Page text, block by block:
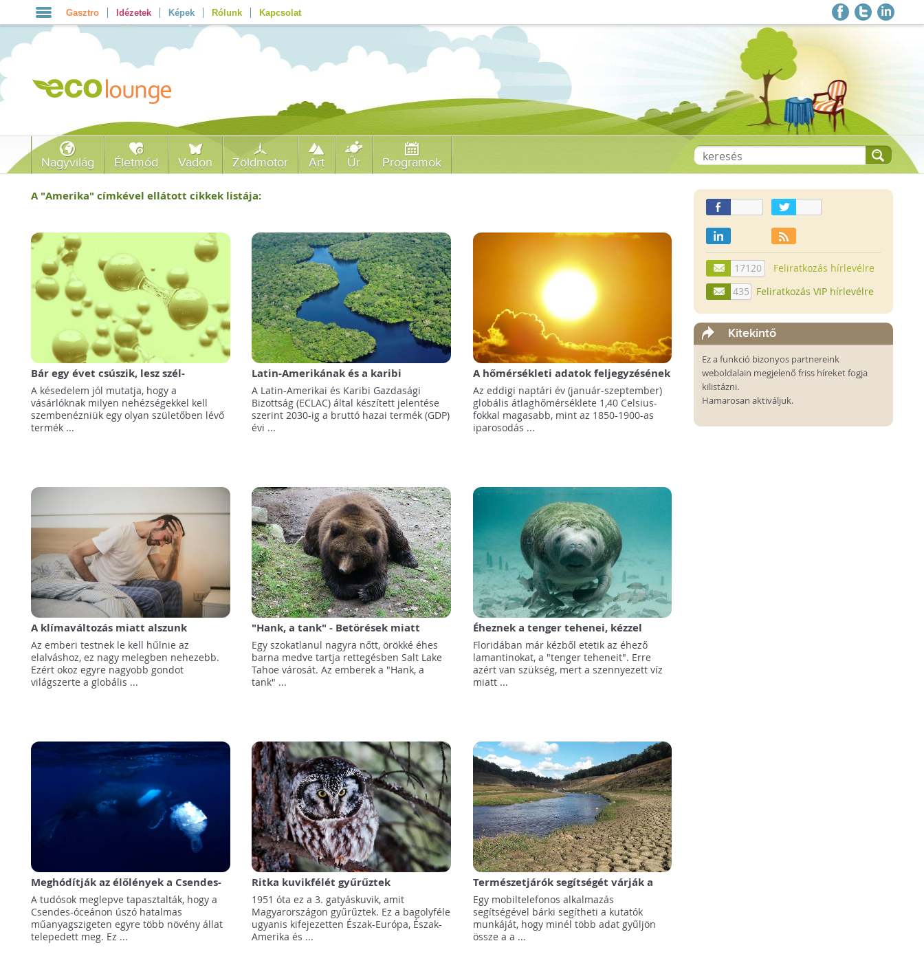
Gasztro Idézetek Képek Rólunk Kapcsolat
Nagyvilág Életmód Vadon Zöldmotor Art Űr Programok
A "Amerika" címkével ellátott cikkek listája:
Bár egy évet csúszik, lesz szél-
hidrogén projekt Kanadában
A késedelem jól mutatja, hogy a
vásárlóknak milyen nehézségekkel kell
szembenézniük egy olyan születőben lévő
termék ...
Latin-Amerikának és a karibi
térségnek növelniük kell kiadásaikat
az éghajlatvédelmi célok eléréséhez
A Latin-Amerikai és Karibi Gazdasági
Bizottság (ECLAC) által készített jelentése
szerint 2030-ig a bruttó hazai termék (GDP)
évi ...
A hőmérsékleti adatok feljegyzésének
kezdete óta 2023 lesz a legmelegebb
év!
Az eddigi naptári év (január-szeptember)
globális átlaghőmérséklete 1,40 Celsius-
fokkal magasabb, mint az 1850-1900-as
iparosodás ...
A klímaváltozás miatt alszunk
rosszabbul
Az emberi testnek le kell hűlnie az
elalváshoz, ez nagy melegben nehezebb.
Ezért okoz egyre nagyobb gondot
világszerte a globális ...
"Hank, a tank" - Betörések miatt
"köröznek" egy 200 kilós medvét
Kaliforniában
Egy szokatlanul nagyra nőtt, örökké éhes
barna medve tartja rettegésben Salt Lake
Tahoe városát. Az emberek a "Hank, a
tank" ...
Éheznek a tenger tehenei, kézzel
etetik őket Floridában
Floridában már kézből etetik az éhező
lamantinokat, a "tenger teheneit". Erre
azért van szükség, mert a szennyezett víz
miatt ...
Meghódítják az élőlények a Csendes-
óceáni műanyagszigetet
A tudósok meglepve tapasztalták, hogy a
Csendes-óceánon úszó hatalmas
műanyagszigeten egyre több növény állat
telepedett meg. Ez ...
Ritka kuvikfélét gyűrűztek
Magyarországon
1951 óta ez a 3. gatyáskuvik, amit
Magyarországon gyűrűztek. Ez a bagolyféle
ugyanis kifejezetten Észak-Európa, Észak-
Amerika és ...
Természetjárók segítségét várják a
kiszáradó vízfolyások
feltérképezéséhez
Egy mobiltelefonos alkalmazás
segítségével bárki segítheti a kutatók
munkáját, hogy minél több adat gyűljön
össze a a ...
17120
Feliratkozás hírlevélre
435
Feliratkozás VIP hírlevélre
Kitekintő
Ez a funkció bizonyos partnereink
weboldalain megjelenő friss híreket fogja
kilistázni.
Hamarosan aktiváljuk.